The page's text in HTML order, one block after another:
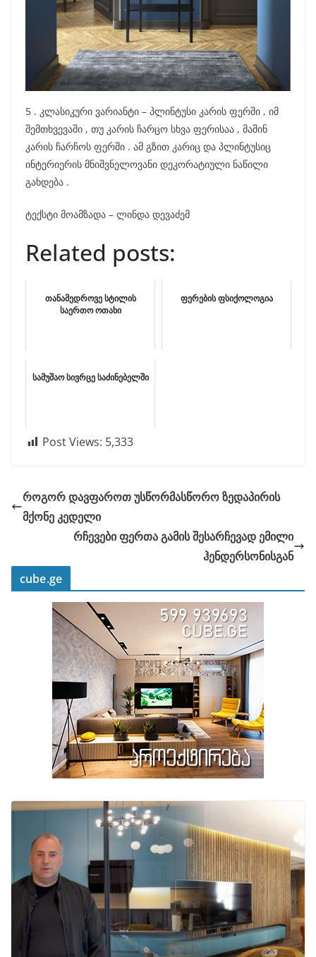
5 . კლასიკური ვარიანტი – პლინტუსი კარის ფერში , იმ
შემთხვევაში , თუ კარის ჩარცო სხვა ფერისაა , მაშინ
კარის ჩარჩოს ფერში . ამ გზით კარიც და პლინტუსიც
ინტერიერის მნიშვნელოვანი დეკორატიული ნაწილი
გახდება .
ტექსტი მოამზადა – ლინდა დევაძემ
Related posts:
თანამედროვე სტილის
საერთო ოთახი
ფერების ფსიქოლოგია
სამუშაო სივრცე საძინებელში
Post Views: 5,333
როგორ დავფაროთ უსწორმასწორო ზედაპირის
მქონე კედელი
რჩევები ფერთა გამის შესარჩევად ემილი
ჰენდერსონისგან
cube.ge